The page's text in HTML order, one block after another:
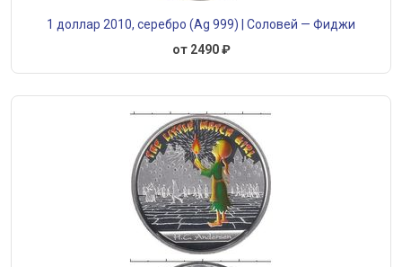
1 доллар 2010, серебро (Ag 999) | Соловей — Фиджи
от 2490 ₽